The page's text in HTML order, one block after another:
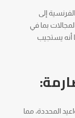
إلى
بما في
أنه يستجيب
المحددة، مما